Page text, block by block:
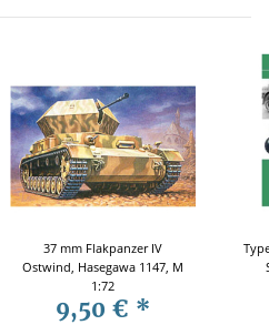
37 mm Flakpanzer IV
Ostwind, Hasegawa 1147, M
1:72
9,50 € *